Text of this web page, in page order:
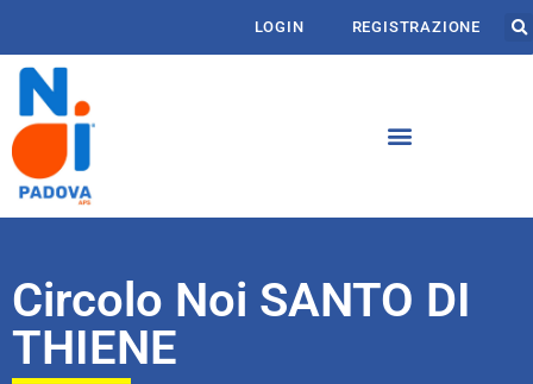
LOGIN REGISTRAZIONE
Circolo Noi SANTO DI
THIENE